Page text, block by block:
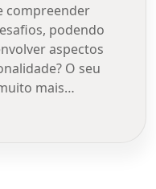
compreender
podendo
aspectos
O seu
mais…